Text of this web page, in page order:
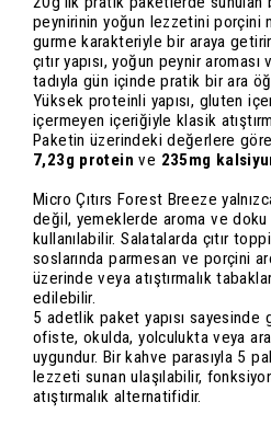
peynirinin yoğun lezzetini porçini
gurme karakteriyle bir araya
çıtır yapısı, yoğun peynir
tadıyla gün içinde pratik bir ara
Yüksek proteinli yapısı, gluten
içermeyen içeriğiyle klasik
Paketin üzerindeki değerlere
7,23g protein ve 235mg
Micro Çıtırs Forest Breeze
değil, yemeklerde aroma ve
kullanılabilir. Salatalarda çıtır
soslarında parmesan ve porçini
üzerinde veya atıştırmalık
edilebilir.
5 adetlik paket yapısı sayesinde
ofiste, okulda, yolculukta veya
uygundur. Bir kahve parasıyla 5
lezzeti sunan ulaşılabilir,
atıştırmalık alternatifidir.